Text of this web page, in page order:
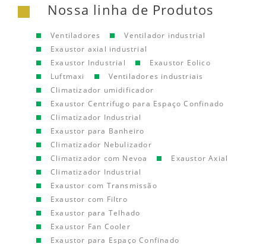
Nossa linha de Produtos
Ventiladores
Ventilador industrial
Exaustor axial industrial
Exaustor Industrial
Exaustor Eolico
Luftmaxi
Ventiladores industriais
Climatizador umidificador
Exaustor Centrifugo para Espaço Confinado
Climatizador Industrial
Exaustor para Banheiro
Climatizador Nebulizador
Climatizador com Nevoa
Exaustor Axial
Climatizador Industrial
Exaustor com Transmissão
Exaustor com Filtro
Exaustor para Telhado
Exaustor Fan Cooler
Exaustor para Espaço Confinado